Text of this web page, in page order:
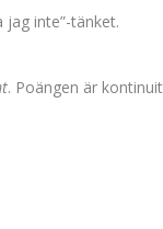
jag inte”-tänket.
. Poängen är